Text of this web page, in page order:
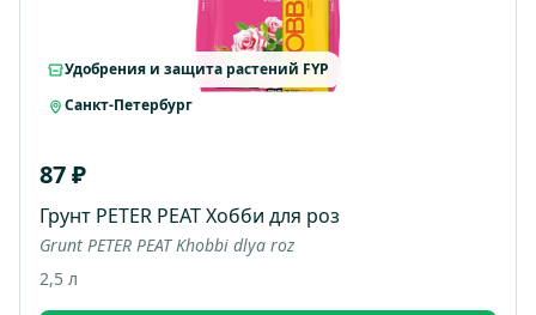
Удобрения и защита растений FYP
Санкт-Петербург
87 ₽
Грунт PETER PEAT Хобби для роз
Grunt PETER PEAT Khobbi dlya roz
2,5 л